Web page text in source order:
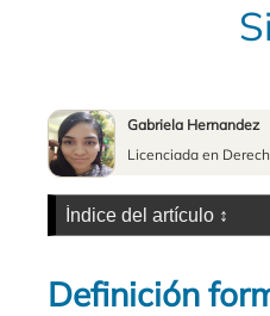
Gabriela Hernandez
Licenciada en
Definición